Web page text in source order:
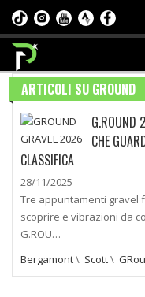
ARTICOLI SU GROUND
G.ROUND
CHE
CLASSIFICA
28/11/2025
Tre appuntamenti gravel
scoprire e vibrazioni da
G.ROU…
Bergamont\ Scott\